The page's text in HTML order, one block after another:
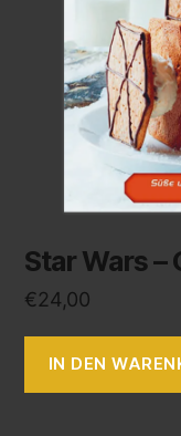
Star Wars –
€24,00
IN DEN